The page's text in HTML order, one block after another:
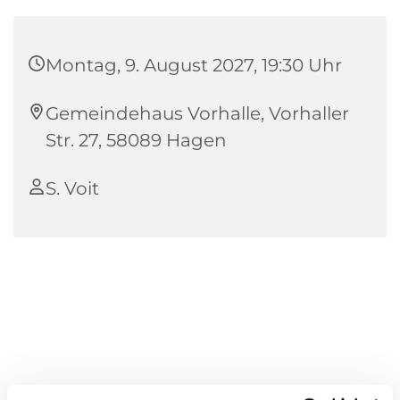
Montag, 9. August 2027, 19:30 Uhr
Gemeindehaus Vorhalle, Vorhaller
Str. 27, 58089 Hagen
S. Voit